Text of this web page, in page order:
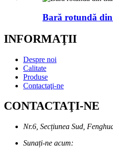
Bară rotundă
INFORMAŢII
Despre noi
Calitate
Produse
Contactaţi-ne
CONTACTAŢI-NE
Nr.6, Secțiunea Sud,
Sunați-ne acum: